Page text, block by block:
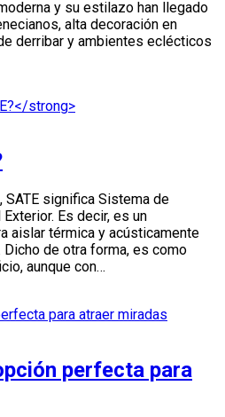
y su estilazo han llegado
alta decoración en
derribar y ambientes eclécticos
significa Sistema de
Es decir, es un
aislar térmica y acústicamente
de otra forma, es como
aunque con…
perfecta para